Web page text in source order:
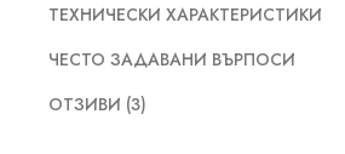
ТЕХНИЧЕСКИ ХАРАКТЕРИСТИКИ
ЧЕСТО ЗАДАВАНИ ВЪРПОСИ
ОТЗИВИ (3)